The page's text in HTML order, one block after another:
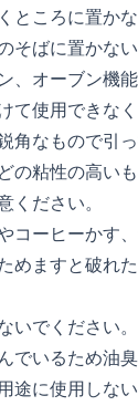
ところに置か
そばに置かない
、オーブン機
て使用できな
角なもので引
の粘性の高い
ください。
コーヒーかす
めますと破れ
いでください。
でいるため油
途に使用しない